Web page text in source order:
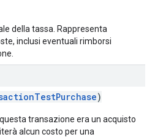
della tassa. Rappresenta
inclusi eventuali rimborsi
)
transazione era un acquisto
alcun costo per una